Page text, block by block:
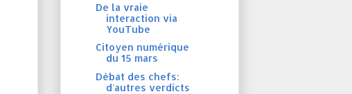
De la vraie
interaction via
YouTube
Citoyen numérique
du 15 mars
Débat des chefs:
d'autres verdicts